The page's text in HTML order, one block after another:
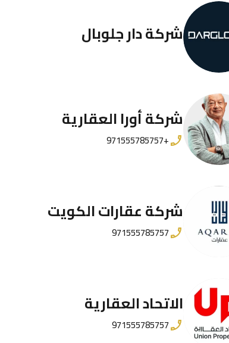
شركة دار جلوبال
شركة أورا العقارية
+971555785757
شركة عقارات الكويت
971555785757
الاتحاد العقارية
971555785757